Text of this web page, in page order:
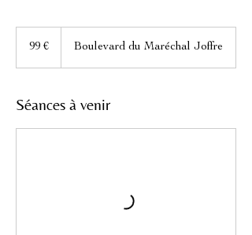
euros
99 € Boulevard du Maréchal Joffre
Séances à venir